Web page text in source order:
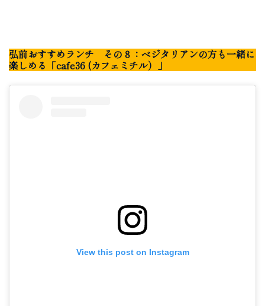
弘前おすすめランチ その８：ベジタリアンの方も一緒に
楽しめる「cafe36 (カフェミチル）」
View this post on Instagram